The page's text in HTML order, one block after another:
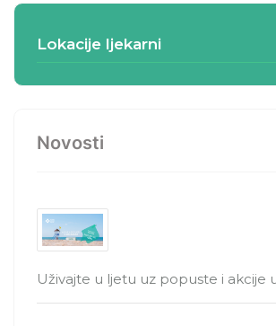
Lokacije ljekarni
Novosti
Uživajte u ljetu uz popuste i akcije